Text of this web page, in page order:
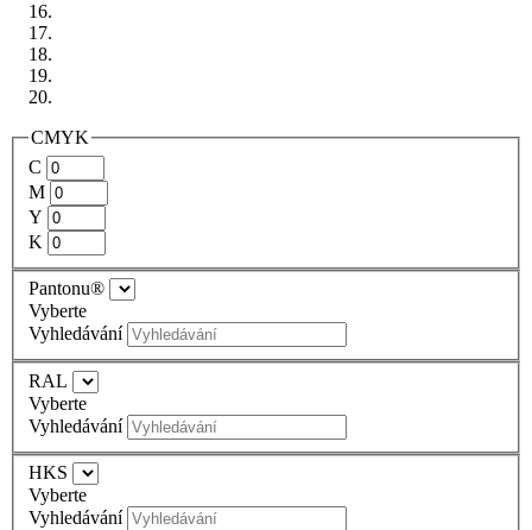
CMYK
C
M
Y
K
Pantonu®
Vyberte
Vyhledávání
RAL
Vyberte
Vyhledávání
HKS
Vyberte
Vyhledávání